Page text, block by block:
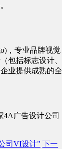
，专业品牌视觉
包括标志设计、
业提供成熟的全
4A广告设计公司
司VI设计" 下一